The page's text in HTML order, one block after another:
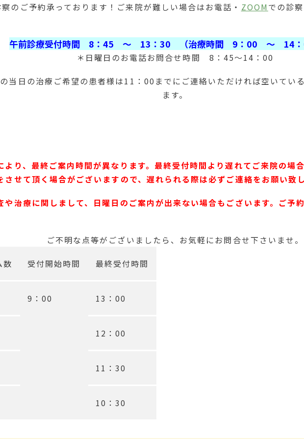
察のご予約承っております！ご来院が難しい場合はお電話・ ZOOM での診
午前診療受付時間 8：45 ～ 13：30 （治療時間 9：00 ～ 14
＊日曜日のお電話お問合せ時間 8：45～14：00
当日の治療ご希望の患者様は11：00までにご連絡いただければ空いてい
ます。
り、最終ご案内時間が異なります。最終受付時間より遅れてご来院の場
させて頂く場合がございますので、遅れられる際は必ずご連絡をお願い致し
治療に関しまして、日曜日のご案内が出来ない場合もございます。ご予
ご不明な点等がございましたら、お気軽にお問合せ下さいませ。
数
受付開始時間 最終受付時間
9：00 13：00
12：00
11：30
10：30